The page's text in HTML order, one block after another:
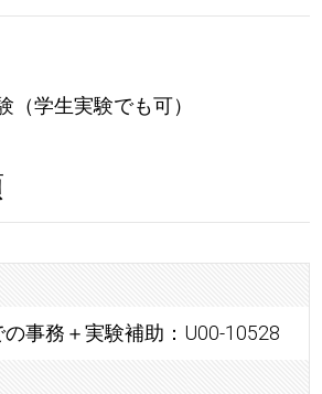
学生実験でも可）
事務＋実験補助：U00-10528